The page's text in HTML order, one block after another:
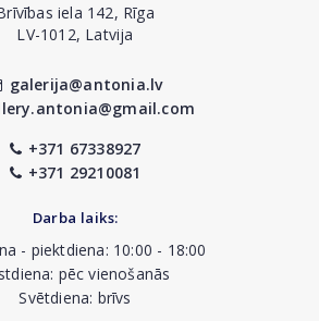
iela 142, Rīga
LV-1012, Latvija
galerija@antonia.lv
+371 67338927
+371 29210081
Darba laiks:
- piektdiena: 10:00 - 18:00
pēc vienošanās
Svētdiena: brīvs